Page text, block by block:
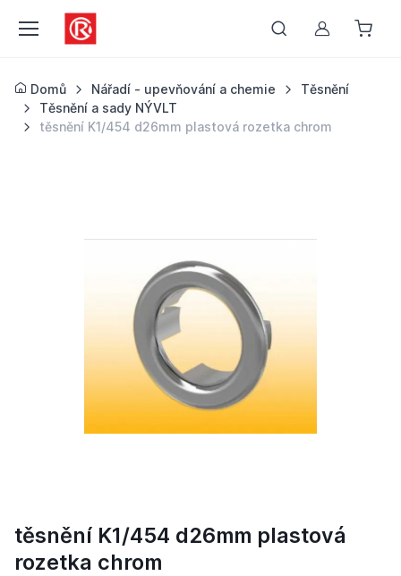
Můj účet
Domů Nářadí - upevňování a chemie
Těsnění
Těsnění a sady NÝVLT
těsnění K1/454 d26mm plastová rozetka chrom
těsnění K1/454 d26mm plastová
rozetka chrom